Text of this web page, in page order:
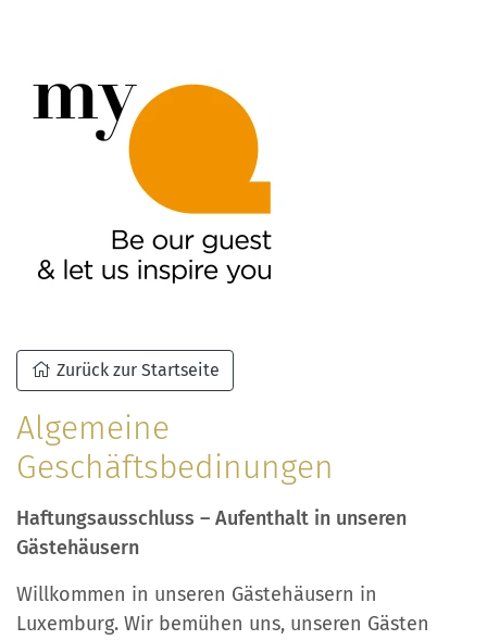
Zurück zur Startseite
Algemeine
Geschäftsbedinungen
Haftungsausschluss – Aufenthalt in unseren
Gästehäusern
Willkommen in unseren Gästehäusern in
Luxemburg. Wir bemühen uns, unseren Gästen